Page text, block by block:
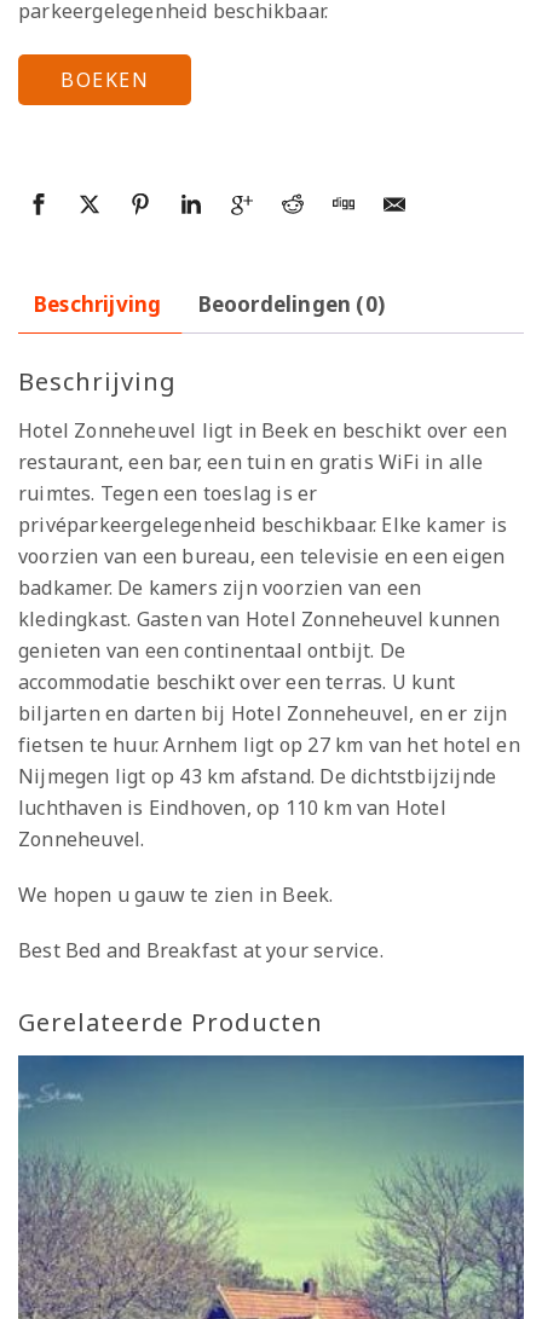
parkeergelegenheid beschikbaar.
BOEKEN
Beschrijving Beoordelingen (0)
Beschrijving
Hotel Zonneheuvel ligt in Beek en beschikt over een
restaurant, een bar, een tuin en gratis WiFi in alle
ruimtes. Tegen een toeslag is er
privéparkeergelegenheid beschikbaar. Elke kamer is
voorzien van een bureau, een televisie en een eigen
badkamer. De kamers zijn voorzien van een
kledingkast. Gasten van Hotel Zonneheuvel kunnen
genieten van een continentaal ontbijt. De
accommodatie beschikt over een terras. U kunt
biljarten en darten bij Hotel Zonneheuvel, en er zijn
fietsen te huur. Arnhem ligt op 27 km van het hotel en
Nijmegen ligt op 43 km afstand. De dichtstbijzijnde
luchthaven is Eindhoven, op 110 km van Hotel
Zonneheuvel.
We hopen u gauw te zien in Beek.
Best Bed and Breakfast at your service.
Gerelateerde Producten